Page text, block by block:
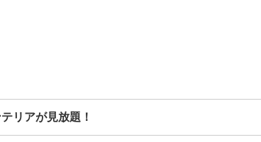
リアが見放題！